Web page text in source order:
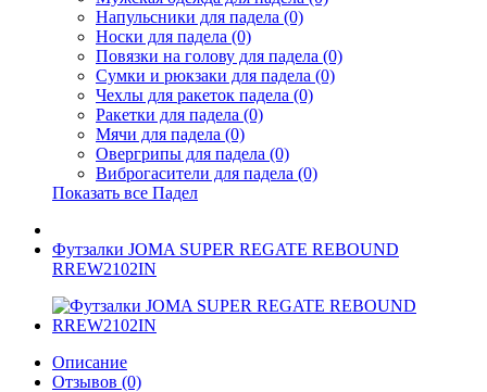
Напульсники для падела (0)
Носки для падела (0)
Повязки на голову для падела (0)
Сумки и рюкзаки для падела (0)
Чехлы для ракеток падела (0)
Ракетки для падела (0)
Мячи для падела (0)
Овергрипы для падела (0)
Виброгасители для падела (0)
Показать все Падел
Футзалки JOMA SUPER REGATE REBOUND
RREW2102IN
Описание
Отзывов (0)